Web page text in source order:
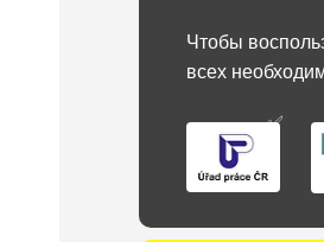
Чтобы
всех
✅